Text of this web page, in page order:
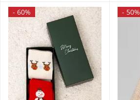
- 60% - 50%